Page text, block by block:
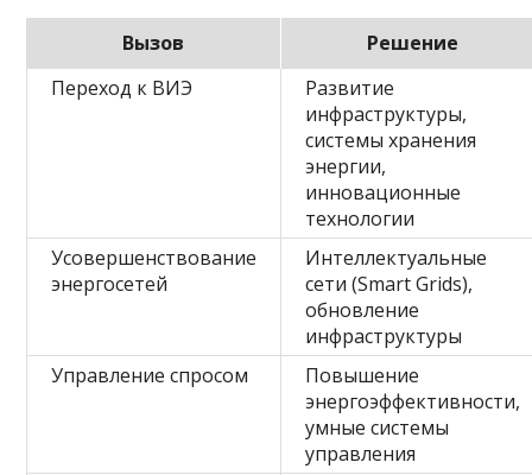
Вызов
Решение
Переход к ВИЭ
Развитие
инфраструктуры,
системы хранения
энергии,
инновационные
технологии
Усовершенствование
энергосетей
Интеллектуальные
сети (Smart Grids),
обновление
инфраструктуры
Управление спросом
Повышение
энергоэффективности,
умные системы
управления